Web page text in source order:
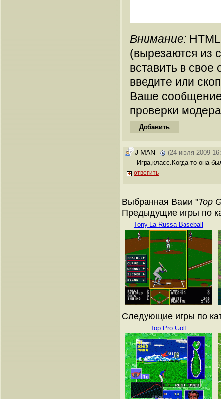
Внимание:
(вырезаются из
вставить в
введите или
Ваше
проверки
J MAN
(24 июля 2009
Игра,класс.Когда-то она
ответить
Выбранная Вами "Top
Предыдущие игры по
Tony La Russa Baseball
Следующие игры по
Top Pro Golf